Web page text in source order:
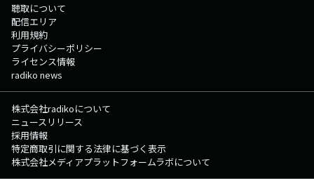
聴取について
配信エリア
利用規約
プライバシーポリシー
ライセンス情報
radiko news
株式会社radikoについて
ニュースリリース
採用情報
特定商取引に関する法律に基づく表示
株式会社メディアプラットフォームラボについて